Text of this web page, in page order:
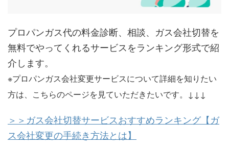
プロパンガス代の料金診断、相談、ガス会社切替を
無料でやってくれるサービスをランキング形式で紹
介します。
※プロパンガス会社変更サービスについて詳細を知りたい
方は、こちらのページを見ていただきたいです。↓↓↓
＞＞ガス会社切替サービスおすすめランキング【ガ
ス会社変更の手続き方法とは】